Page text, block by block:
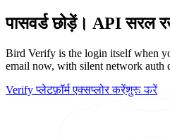
पासवर्ड छोड़ें। API सरल
Bird Verify is the login itself when
email now, with silent network auth
Verify प्लेटफ़ॉर्म एक्सप्लोर करेंशुरू करें